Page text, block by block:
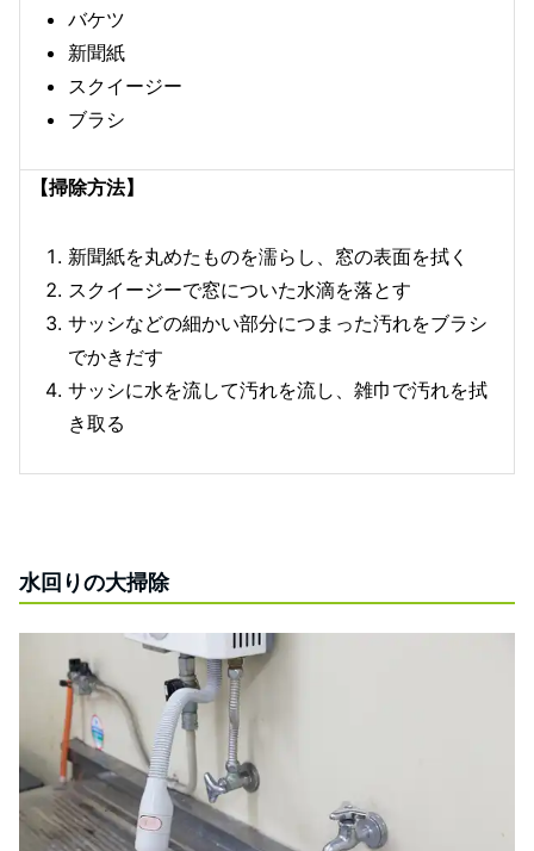
バケツ
新聞紙
スクイージー
ブラシ
【掃除方法】
新聞紙を丸めたものを濡らし、窓の表面を拭く
スクイージーで窓についた水滴を落とす
サッシなどの細かい部分につまった汚れをブラシ
でかきだす
サッシに水を流して汚れを流し、雑巾で汚れを拭
き取る
水回りの大掃除